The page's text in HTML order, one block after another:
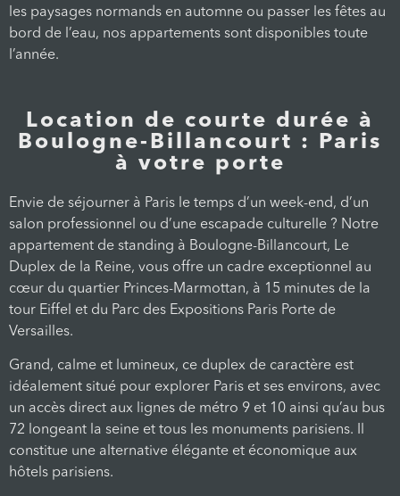
les paysages normands en automne ou passer les fêtes au
bord de l’eau, nos appartements sont disponibles toute
l’année.
Location de courte durée à
Boulogne-Billancourt : Paris
à votre porte
Envie de séjourner à Paris le temps d’un week-end, d’un
salon professionnel ou d’une escapade culturelle ? Notre
appartement de standing à Boulogne-Billancourt, Le
Duplex de la Reine, vous offre un cadre exceptionnel au
cœur du quartier Princes-Marmottan, à 15 minutes de la
tour Eiffel et du Parc des Expositions Paris Porte de
Versailles.
Grand, calme et lumineux, ce duplex de caractère est
idéalement situé pour explorer Paris et ses environs, avec
un accès direct aux lignes de métro 9 et 10 ainsi qu’au bus
72 longeant la seine et tous les monuments parisiens. Il
constitue une alternative élégante et économique aux
hôtels parisiens.